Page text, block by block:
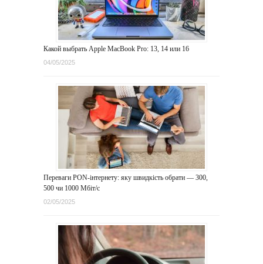
Какой выбрать Apple MacBook Pro: 13, 14 или 16
04/05/2025
Переваги PON-інтернету: яку швидкість обрати — 300,
500 чи 1000 Мбіт/с
02/05/2025